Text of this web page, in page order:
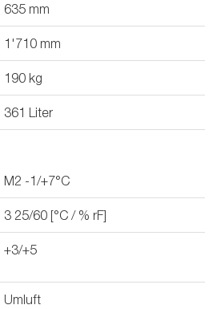
635 mm
1'710 mm
190 kg
361 Liter
M2 -1/+7°C
3 25/60 [°C / % rF]
+3/+5
Umluft